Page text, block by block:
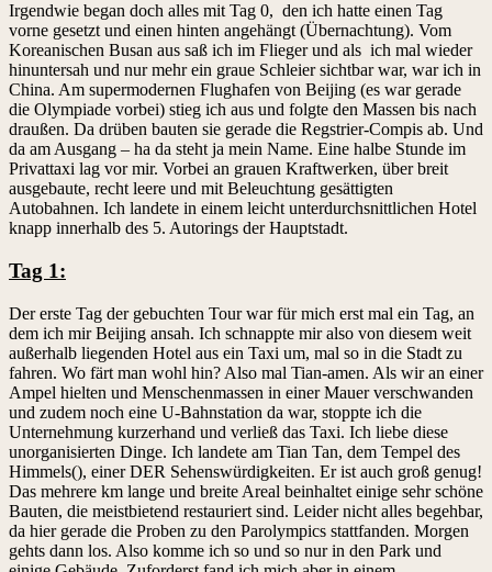
Irgendwie began doch alles mit Tag 0, den ich hatte einen Tag
vorne gesetzt und einen hinten angehängt (Übernachtung). Vom
Koreanischen Busan aus saß ich im Flieger und als ich mal wieder
hinuntersah und nur mehr ein graue Schleier sichtbar war, war ich in
China. Am supermodernen Flughafen von Beijing (es war gerade
die Olympiade vorbei) stieg ich aus und folgte den Massen bis nach
draußen. Da drüben bauten sie gerade die Regstrier-Compis ab. Und
da am Ausgang – ha da steht ja mein Name. Eine halbe Stunde im
Privattaxi lag vor mir. Vorbei an grauen Kraftwerken, über breit
ausgebaute, recht leere und mit Beleuchtung gesättigten
Autobahnen. Ich landete in einem leicht unterdurchsnittlichen Hotel
knapp innerhalb des 5. Autorings der Hauptstadt.
Tag 1:
Der erste Tag der gebuchten Tour war für mich erst mal ein Tag, an
dem ich mir Beijing ansah. Ich schnappte mir also von diesem weit
außerhalb liegenden Hotel aus ein Taxi um, mal so in die Stadt zu
fahren. Wo färt man wohl hin? Also mal Tian-amen. Als wir an einer
Ampel hielten und Menschenmassen in einer Mauer verschwanden
und zudem noch eine U-Bahnstation da war, stoppte ich die
Unternehmung kurzerhand und verließ das Taxi. Ich liebe diese
unorganisierten Dinge. Ich landete am Tian Tan, dem Tempel des
Himmels(), einer DER Sehenswürdigkeiten. Er ist auch groß genug!
Das mehrere km lange und breite Areal beinhaltet einige sehr schöne
Bauten, die meistbietend restauriert sind. Leider nicht alles begehbar,
da hier gerade die Proben zu den Parolympics stattfanden. Morgen
gehts dann los. Also komme ich so und so nur in den Park und